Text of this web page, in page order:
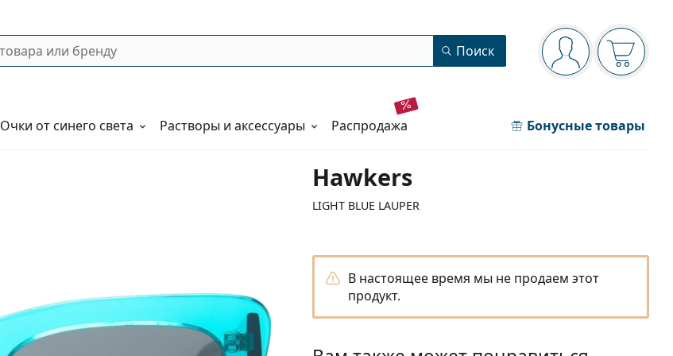
Панель навигации
Вы вошли вВаша
Поиск
Очки от синего света Растворы и аксессуары распродажа Бонусные товары
Hawkers
LIGHT BLUE LAUPER
В настоящее время мы не продаем этот
продукт.